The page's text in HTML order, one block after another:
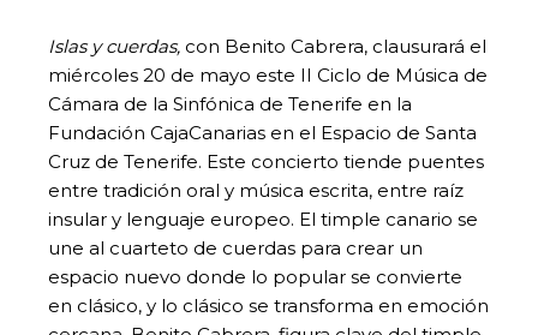
Islas y cuerdas, con Benito Cabrera, clausurará el
miércoles 20 de mayo este II Ciclo de Música de
Cámara de la Sinfónica de Tenerife en la
Fundación CajaCanarias en el Espacio de Santa
Cruz de Tenerife. Este concierto tiende puentes
entre tradición oral y música escrita, entre raíz
insular y lenguaje europeo. El timple canario se
une al cuarteto de cuerdas para crear un
espacio nuevo donde lo popular se convierte
en clásico, y lo clásico se transforma en emoción